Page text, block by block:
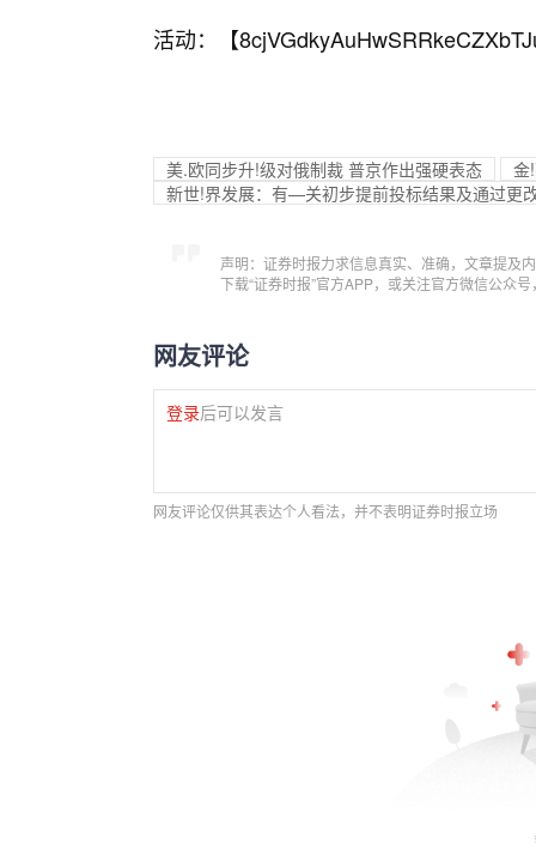
活动：【
美.欧同步升!级对俄制裁 普京作出强硬表态
金
新世!界发展：有—关初步提前投标结果及通过更
声明：证券时报力求信息真实、准确，文章提及
下载“证券时报”官方APP，或关注官方微信公众
网友评论
登录后可以发言
网友评论仅供其表达个人看法，并不表明证券时报立场